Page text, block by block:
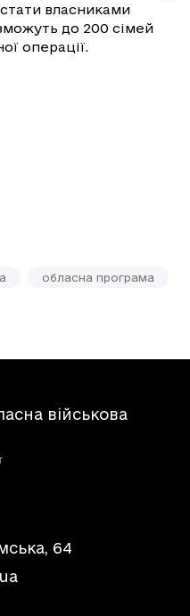
власниками
до 200 сімей
операції.
обласна програма
військова
64